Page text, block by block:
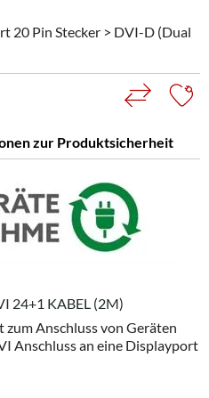
20 Pin Stecker > DVI-D (Dual
zur Produktsicherheit
24+1 KABEL (2M)
zum Anschluss von Geräten
Anschluss an eine Displayport